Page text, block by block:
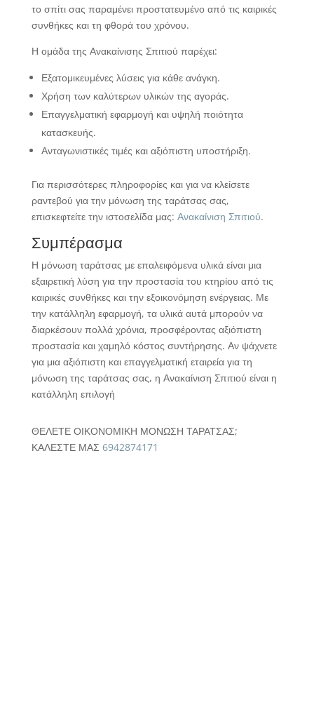
το σπίτι σας παραμένει προστατευμένο από τις καιρικές
συνθήκες και τη φθορά του χρόνου.
Η ομάδα της Ανακαίνισης Σπιτιού παρέχει:
Εξατομικευμένες λύσεις για κάθε ανάγκη.
Χρήση των καλύτερων υλικών της αγοράς.
Επαγγελματική εφαρμογή και υψηλή ποιότητα
κατασκευής.
Ανταγωνιστικές τιμές και αξιόπιστη υποστήριξη.
Για περισσότερες πληροφορίες και για να κλείσετε
ραντεβού για την μόνωση της ταράτσας σας,
επισκεφτείτε την ιστοσελίδα μας: Ανακαίνιση Σπιτιού.
Συμπέρασμα
Η μόνωση ταράτσας με επαλειφόμενα υλικά είναι μια
εξαιρετική λύση για την προστασία του κτηρίου από τις
καιρικές συνθήκες και την εξοικονόμηση ενέργειας. Με
την κατάλληλη εφαρμογή, τα υλικά αυτά μπορούν να
διαρκέσουν πολλά χρόνια, προσφέροντας αξιόπιστη
προστασία και χαμηλό κόστος συντήρησης. Αν ψάχνετε
για μια αξιόπιστη και επαγγελματική εταιρεία για τη
μόνωση της ταράτσας σας, η Ανακαίνιση Σπιτιού είναι η
κατάλληλη επιλογή
ΘΕΛΕΤΕ ΟΙΚΟΝΟΜΙΚΗ ΜΟΝΩΣΗ ΤΑΡΑΤΣΑΣ;
ΚΑΛΕΣΤΕ ΜΑΣ 6942874171